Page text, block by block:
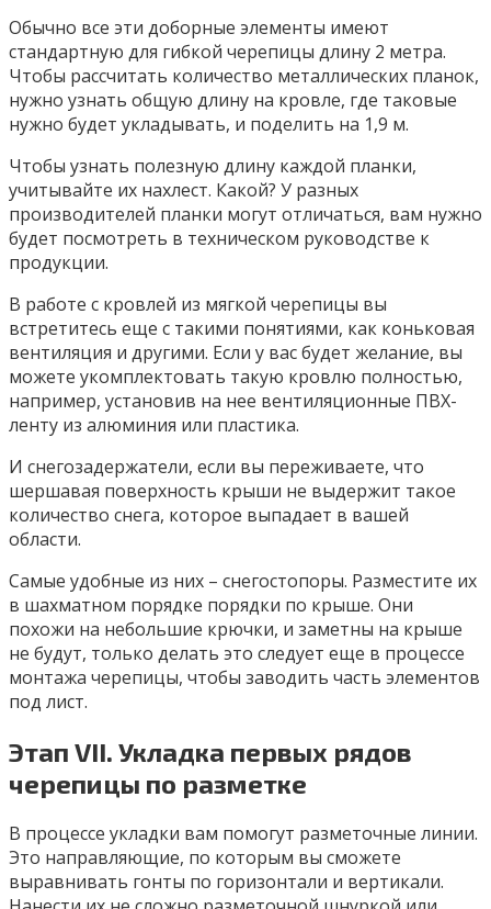
Обычно все эти доборные элементы имеют
стандартную для гибкой черепицы длину 2 метра.
Чтобы рассчитать количество металлических планок,
нужно узнать общую длину на кровле, где таковые
нужно будет укладывать, и поделить на 1,9 м.
Чтобы узнать полезную длину каждой планки,
учитывайте их нахлест. Какой? У разных
производителей планки могут отличаться, вам нужно
будет посмотреть в техническом руководстве к
продукции.
В работе с кровлей из мягкой черепицы вы
встретитесь еще с такими понятиями, как коньковая
вентиляция и другими. Если у вас будет желание, вы
можете укомплектовать такую кровлю полностью,
например, установив на нее вентиляционные ПВХ-
ленту из алюминия или пластика.
И снегозадержатели, если вы переживаете, что
шершавая поверхность крыши не выдержит такое
количество снега, которое выпадает в вашей
области.
Самые удобные из них – снегостопоры. Разместите их
в шахматном порядке порядки по крыше. Они
похожи на небольшие крючки, и заметны на крыше
не будут, только делать это следует еще в процессе
монтажа черепицы, чтобы заводить часть элементов
под лист.
Этап VII. Укладка первых рядов
черепицы по разметке
В процессе укладки вам помогут разметочные линии.
Это направляющие, по которым вы сможете
выравнивать гонты по горизонтали и вертикали.